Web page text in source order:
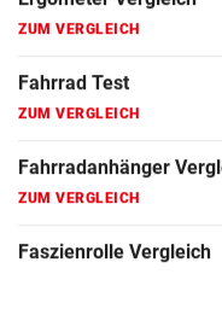
Faszienrolle Vergleich
ZUM VERGLEICH
Hoverboard Vergleich
ZUM VERGLEICH
Kinderfahrrad Vergleich
ZUM VERGLEICH